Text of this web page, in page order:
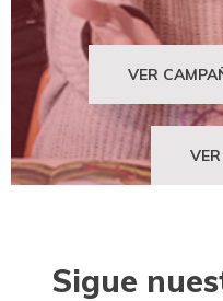
BUSCADOR
ACCESO PARA USUARIOS
EMERGENCIAS
CAMPAÑAS
PUBLICACIONES
HAZTE VOLUNTARIO
ENTIDADES SOLIDARIAS
HERENCIAS Y LEGADOS
NECESITAS APOYO
CANAL DE DENUNCIA
VER
Sigue